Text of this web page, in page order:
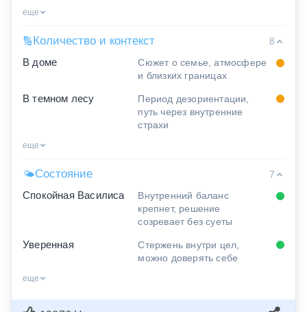
еще
🔢 Количество и контекст
8
В доме
Сюжет о семье, атмосфере
и близких границах
В темном лесу
Период дезориентации,
путь через внутренние
страхи
еще
🌤Состояние
7
Спокойная Василиса
Внутренний баланс
крепнет, решение
созревает без суеты
Уверенная
Стержень внутри цел,
можно доверять себе
еще